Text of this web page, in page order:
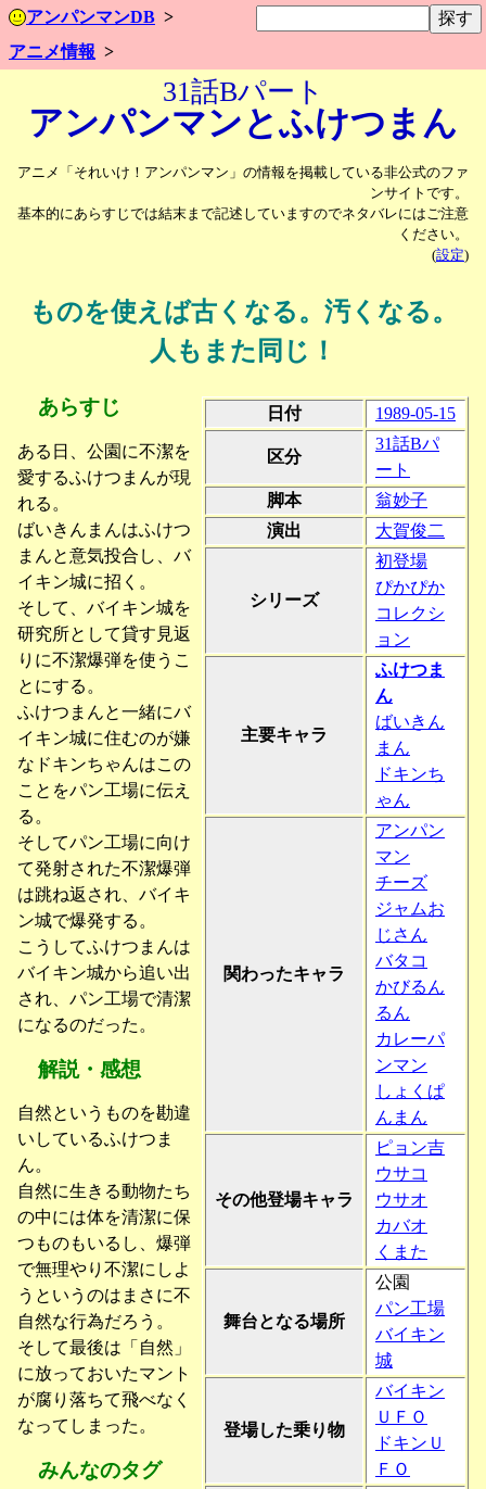
アンパンマンDB
アニメ情報
31話Bパート
アンパンマンとふけつまん
アニメ「それいけ！アンパンマン」の情報を掲載している非公式のファ
ンサイトです。
基本的にあらすじでは結末まで記述していますのでネタバレにはご注意
ください。
(設定)
ものを使えば古くなる。汚くなる。
人もまた同じ！
日付 1989-05-15
区分
31話Bパ
ート
脚本
翁妙子
演出
大賀俊二
シリーズ
初登場
ぴかぴか
コレクシ
ョン
主要キャラ
ふけつま
ん
ばいきん
まん
ドキンち
ゃん
関わったキャラ
アンパン
マン
チーズ
ジャムお
じさん
バタコ
かびるん
るん
カレーパ
ンマン
しょくぱ
んまん
その他登場キャラ
ピョン吉
ウサコ
ウサオ
カバオ
くまた
舞台となる場所
公園
パン工場
バイキン
城
登場した乗り物
バイキン
ＵＦＯ
ドキンＵ
ＦＯ
あらすじ
ある日、公園に不潔を
愛するふけつまんが現
れる。
ばいきんまんはふけつ
まんと意気投合し、バ
イキン城に招く。
そして、バイキン城を
研究所として貸す見返
りに不潔爆弾を使うこ
とにする。
ふけつまんと一緒にバ
イキン城に住むのが嫌
なドキンちゃんはこの
ことをパン工場に伝え
る。
そしてパン工場に向け
て発射された不潔爆弾
は跳ね返され、バイキ
ン城で爆発する。
こうしてふけつまんは
バイキン城から追い出
され、パン工場で清潔
になるのだった。
解説・感想
自然というものを勘違
いしているふけつま
ん。
自然に生きる動物たち
の中には体を清潔に保
つものもいるし、爆弾
で無理やり不潔にしよ
うというのはまさに不
自然な行為だろう。
そして最後は「自然」
に放っておいたマント
が腐り落ちて飛べなく
なってしまった。
みんなのタグ